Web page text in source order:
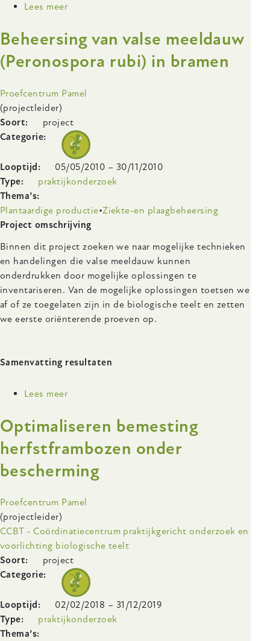
Lees meer
frambozenteelt:
geschikte
rassen
biologisch
Beheersing van valse meeldauw
(Peronospora rubi) in bramen
Onderzoeksinstelling
Proefcentrum Pamel
(projectleider)
Soort
project
Categorie
Looptijd 05/05/2010 – 30/11/2010
Type
praktijkonderzoek
Thema’s
Plantaardige productie Ziekte-en plaagbeheersing
Body
Project omschrijving
Binnen dit project zoeken we naar mogelijke technieken
en handelingen die valse meeldauw kunnen
onderdrukken door mogelijke oplossingen te
inventariseren. Van de mogelijke oplossingen toetsen we
af of ze toegelaten zijn in de biologische teelt en zetten
we eerste oriënterende proeven op.
Samenvatting resultaten
Lees meer
van
meeldauw
(Peronospora
rubi)
bramen
Optimaliseren bemesting
herfstframbozen onder
bescherming
Onderzoeksinstelling
Proefcentrum Pamel
(projectleider)
CCBT - Coördinatiecentrum praktijkgericht onderzoek en
voorlichting biologische teelt
Soort
project
Categorie
Looptijd 02/02/2018 – 31/12/2019
Type
praktijkonderzoek
Thema’s